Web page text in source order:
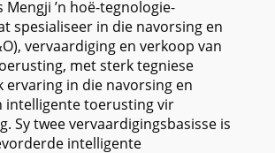
Mengji ’n hoë-tegnologie-
spesialiseer in die navorsing en
vervaardiging en verkoop van
met sterk tegniese
ervaring in die navorsing en
intelligente toerusting vir
Sy twee vervaardigingsbasisse is
intelligente